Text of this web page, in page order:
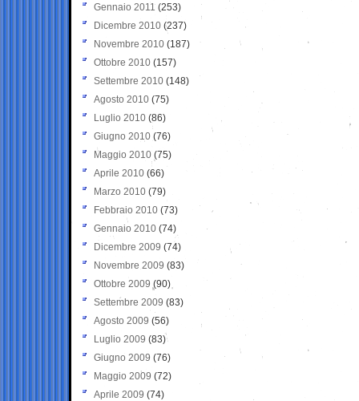
Gennaio 2011 (253)
Dicembre 2010 (237)
Novembre 2010 (187)
Ottobre 2010 (157)
Settembre 2010 (148)
Agosto 2010 (75)
Luglio 2010 (86)
Giugno 2010 (76)
Maggio 2010 (75)
Aprile 2010 (66)
Marzo 2010 (79)
Febbraio 2010 (73)
Gennaio 2010 (74)
Dicembre 2009 (74)
Novembre 2009 (83)
Ottobre 2009 (90)
Settembre 2009 (83)
Agosto 2009 (56)
Luglio 2009 (83)
Giugno 2009 (76)
Maggio 2009 (72)
Aprile 2009 (74)